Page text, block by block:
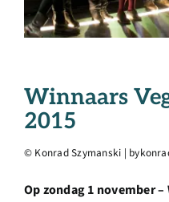
Over ons
Contact
Winnaars
2015
© Konrad Szymanski |
Op zondag 1 november –